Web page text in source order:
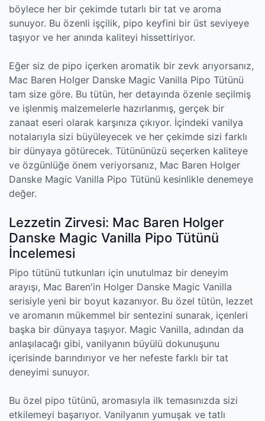
böylece her bir çekimde tutarlı bir tat ve aroma
sunuyor. Bu özenli işçilik, pipo keyfini bir üst seviyeye
taşıyor ve her anında kaliteyi hissettiriyor.
Eğer siz de pipo içerken aromatik bir zevk arıyorsanız,
Mac Baren Holger Danske Magic Vanilla Pipo Tütünü
tam size göre. Bu tütün, her detayında özenle seçilmiş
ve işlenmiş malzemelerle hazırlanmış, gerçek bir
zanaat eseri olarak karşınıza çıkıyor. İçindeki vanilya
notalarıyla sizi büyüleyecek ve her çekimde sizi farklı
bir dünyaya götürecek. Tütününüzü seçerken kaliteye
ve özgünlüğe önem veriyorsanız, Mac Baren Holger
Danske Magic Vanilla Pipo Tütünü kesinlikle denemeye
değer.
Lezzetin Zirvesi: Mac Baren Holger
Danske Magic Vanilla Pipo Tütünü
İncelemesi
Pipo tütünü tutkunları için unutulmaz bir deneyim
arayışı, Mac Baren'in Holger Danske Magic Vanilla
serisiyle yeni bir boyut kazanıyor. Bu özel tütün, lezzet
ve aromanın mükemmel bir sentezini sunarak, içenleri
başka bir dünyaya taşıyor. Magic Vanilla, adından da
anlaşılacağı gibi, vanilyanın büyülü dokunuşunu
içerisinde barındırıyor ve her nefeste farklı bir tat
deneyimi sunuyor.
Bu özel pipo tütünü, aromasıyla ilk temasınızda sizi
etkilemeyi başarıyor. Vanilyanın yumuşak ve tatlı